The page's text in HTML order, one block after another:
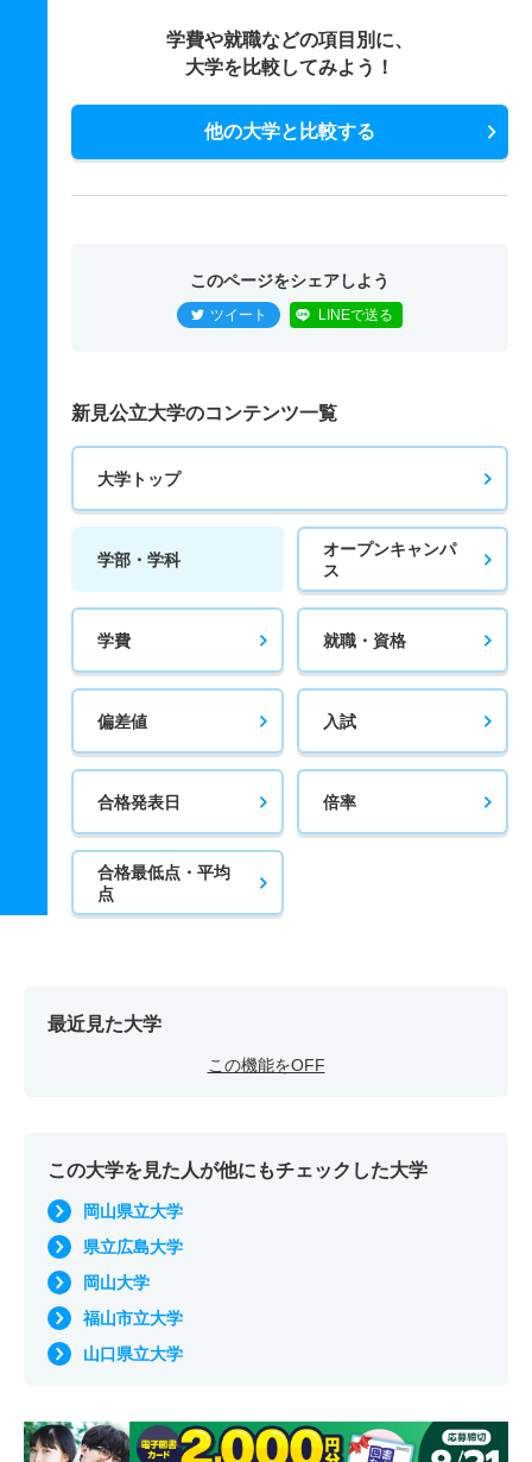
学費や就職などの項目別に、
大学を比較してみよう！
他の大学と比較する
このページをシェアしよう
ツイート LINEで送る
新見公立大学のコンテンツ一覧
大学トップ
学部・学科
オープンキャンパ
ス
学費 就職・資格
偏差値 入試
合格発表日 倍率
合格最低点・平均
点
最近見た大学
この機能をOFF
この大学を見た人が他にもチェックした大学
岡山県立大学
県立広島大学
岡山大学
福山市立大学
山口県立大学